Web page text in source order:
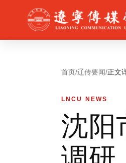
首页/辽传要闻/正文
LNCU NEWS
沈阳